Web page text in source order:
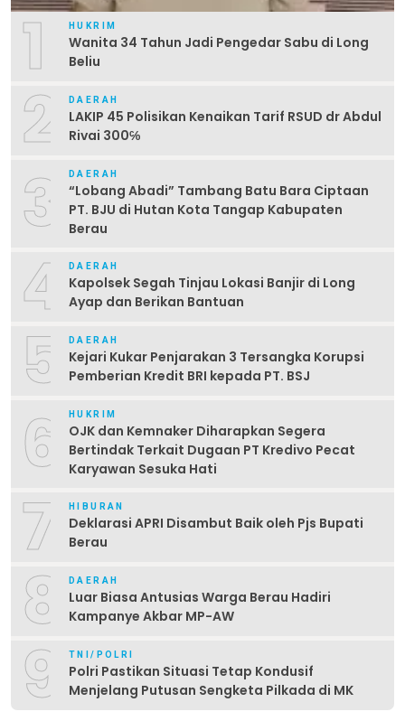
1 HUKRIM
Wanita 34 Tahun Jadi Pengedar Sabu di Long
Beliu
2 DAERAH
LAKIP 45 Polisikan Kenaikan Tarif RSUD dr Abdul
Rivai 300℅
3 DAERAH
“Lobang Abadi” Tambang Batu Bara Ciptaan
PT. BJU di Hutan Kota Tangap Kabupaten
Berau
4 DAERAH
Kapolsek Segah Tinjau Lokasi Banjir di Long
Ayap dan Berikan Bantuan
5 DAERAH
Kejari Kukar Penjarakan 3 Tersangka Korupsi
Pemberian Kredit BRI kepada PT. BSJ
6 HUKRIM
OJK dan Kemnaker Diharapkan Segera
Bertindak Terkait Dugaan PT Kredivo Pecat
Karyawan Sesuka Hati
7 HIBURAN
Deklarasi APRI Disambut Baik oleh Pjs Bupati
Berau
8 DAERAH
Luar Biasa Antusias Warga Berau Hadiri
Kampanye Akbar MP-AW
9 TNI/POLRI
Polri Pastikan Situasi Tetap Kondusif
Menjelang Putusan Sengketa Pilkada di MK